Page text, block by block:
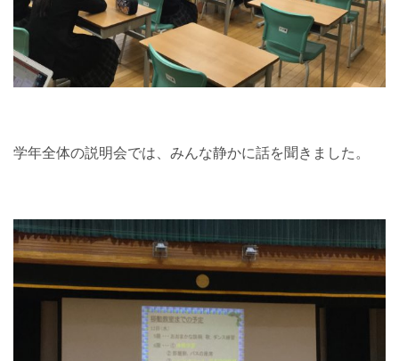
学年全体の説明会では、みんな静かに話を聞きました。